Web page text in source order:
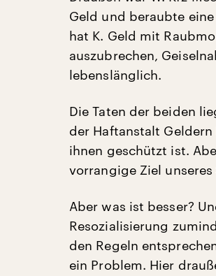
Geld und beraubte
hat K. Geld mit
auszubrechen,
lebenslänglich.
Die Taten der beiden
der Haftanstalt
ihnen geschützt ist.
vorrangige Ziel
Aber was ist besser?
Resozialisierung
den Regeln
ein Problem. Hier